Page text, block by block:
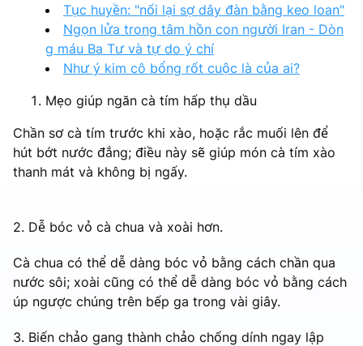
Tục huyền: "nối lại sợ dây đàn bằng keo loan"
Ngọn lửa trong tâm hồn con người Iran - Dòn
g máu Ba Tư và tự do ý chí
Như ý kim cô bổng rốt cuộc là của ai?
Mẹo giúp ngăn cà tím hấp thụ dầu
Chần sơ cà tím trước khi xào, hoặc rắc muối lên để
hút bớt nước đắng; điều này sẽ giúp món cà tím xào
thanh mát và không bị ngấy.
2. Dễ bóc vỏ cà chua và xoài hơn.
Cà chua có thể dễ dàng bóc vỏ bằng cách chần qua
nước sôi; xoài cũng có thể dễ dàng bóc vỏ bằng cách
úp ngược chúng trên bếp ga trong vài giây.
3. Biến chảo gang thành chảo chống dính ngay lập